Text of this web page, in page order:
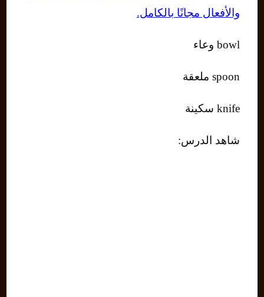
والأفعال مجانًا بالكامل.
bowl وعاء
spoon ملعقة
knife سكينة
شاهد الدرس: